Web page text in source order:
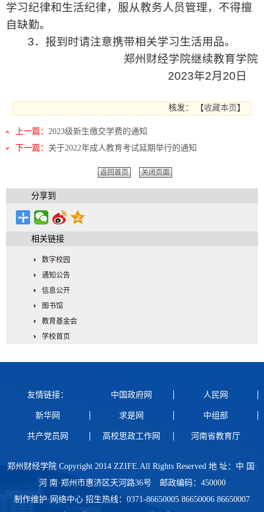
学习纪律和生活纪律，服从教务人员管理，不得擅
自缺勤。
3．报到时请注意携带相关学习生活用品。
郑州财经学院继续教育学院
2023年2月 20日
核发： 【收藏本页 】
上一篇： 2023级新生缴交学费的通知
下一篇： 关于2022年成人教育考试延期举行的通知
返回首页 关闭页面
分享到
相关链接
数字校园
通知公告
信息公开
图书馆
教育基金会
学校首页
友情链接： 中国政府网 人民网
新华网 求是网 中组部
共产党员网 高校思政工作网 河南省教育厅
郑州财经学院 Copyright 2014 ZZIFE.All Rights Reserved 地 址：中 国·
河 南·郑州市惠济区天河路36号 邮政编码：450000
制作维护·网络中心 招生热线：0371-86650005 86650006 86650007